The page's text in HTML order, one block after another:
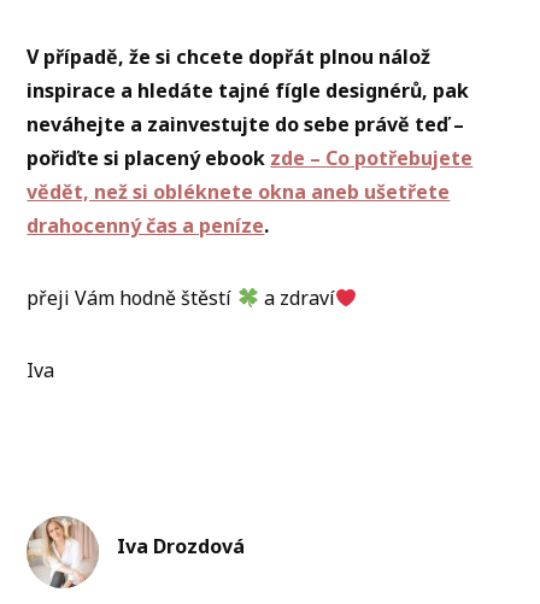
V případě, že si chcete dopřát plnou nálož
inspirace a hledáte tajné fígle designérů, pak
neváhejte a zainvestujte do sebe právě teď –
pořiďte si placený ebook zde – Co potřebujete
vědět, než si obléknete okna aneb ušetřete
drahocenný čas a peníze.
přeji Vám hodně štěstí a zdraví
Iva
Iva Drozdová